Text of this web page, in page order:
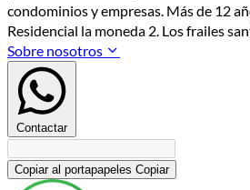
condominios y empresas. Más de 12
Residencial la moneda 2. Los frailes
Sobre nosotros
Contactar
Copiar al portapapeles Copiar